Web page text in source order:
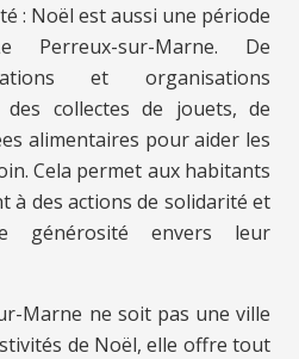
: Noël est aussi une période
sur-Marne. De
et organisations
collectes de jouets, de
alimentaires pour aider les
Cela permet aux habitants
à des actions de solidarité et
générosité envers leur
Marne ne soit pas une ville
de Noël, elle offre tout